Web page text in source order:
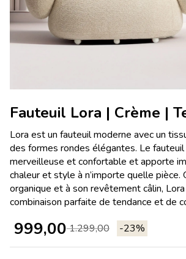
Fauteuil Lora | Crème |
Lora est un fauteuil moderne avec un
des formes rondes élégantes. Le
merveilleuse et confortable et apporte
chaleur et style à n’importe quelle pièce.
organique et à son revêtement câlin,
combinaison parfaite de tendance et de
-23%
1.299,00
999,00